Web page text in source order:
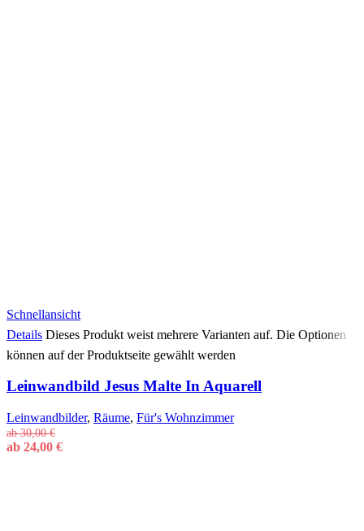
Schnellansicht
Details Dieses Produkt weist mehrere Varianten auf. Die Optionen
können auf der Produktseite gewählt werden
Leinwandbild Jesus Malte In Aquarell
Leinwandbilder, Räume, Für's Wohnzimmer
ab30,00€
ab 24,00 €